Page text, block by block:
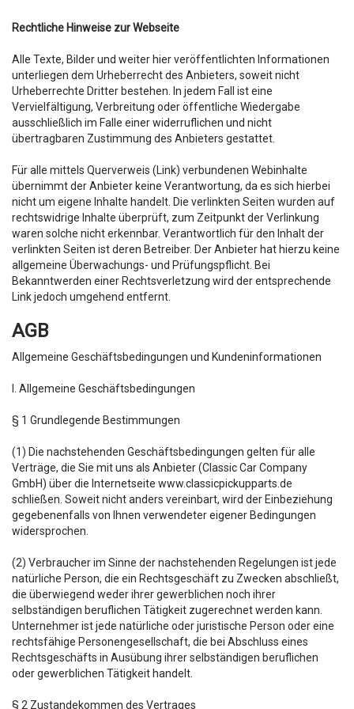
Rechtliche Hinweise zur Webseite
Alle Texte, Bilder und weiter hier veröffentlichten Informationen
unterliegen dem Urheberrecht des Anbieters, soweit nicht
Urheberrechte Dritter bestehen. In jedem Fall ist eine
Vervielfältigung, Verbreitung oder öffentliche Wiedergabe
ausschließlich im Falle einer widerruflichen und nicht
übertragbaren Zustimmung des Anbieters gestattet.
Für alle mittels Querverweis (Link) verbundenen Webinhalte
übernimmt der Anbieter keine Verantwortung, da es sich hierbei
nicht um eigene Inhalte handelt. Die verlinkten Seiten wurden auf
rechtswidrige Inhalte überprüft, zum Zeitpunkt der Verlinkung
waren solche nicht erkennbar. Verantwortlich für den Inhalt der
verlinkten Seiten ist deren Betreiber. Der Anbieter hat hierzu keine
allgemeine Überwachungs- und Prüfungspflicht. Bei
Bekanntwerden einer Rechtsverletzung wird der entsprechende
Link jedoch umgehend entfernt.
AGB
Allgemeine Geschäftsbedingungen und Kundeninformationen
I. Allgemeine Geschäftsbedingungen
§ 1 Grundlegende Bestimmungen
(1) Die nachstehenden Geschäftsbedingungen gelten für alle
Verträge, die Sie mit uns als Anbieter (Classic Car Company
GmbH) über die Internetseite www.classicpickupparts.de
schließen. Soweit nicht anders vereinbart, wird der Einbeziehung
gegebenenfalls von Ihnen verwendeter eigener Bedingungen
widersprochen.
(2) Verbraucher im Sinne der nachstehenden Regelungen ist jede
natürliche Person, die ein Rechtsgeschäft zu Zwecken abschließt,
die überwiegend weder ihrer gewerblichen noch ihrer
selbständigen beruflichen Tätigkeit zugerechnet werden kann.
Unternehmer ist jede natürliche oder juristische Person oder eine
rechtsfähige Personengesellschaft, die bei Abschluss eines
Rechtsgeschäfts in Ausübung ihrer selbständigen beruflichen
oder gewerblichen Tätigkeit handelt.
§ 2 Zustandekommen des Vertrages